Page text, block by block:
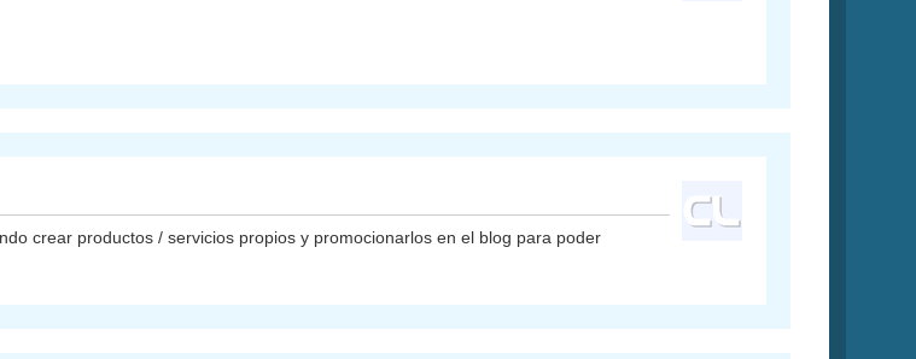
crear productos / servicios propios y promocionarlos en el blog para poder